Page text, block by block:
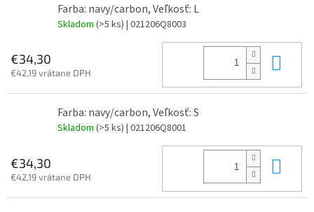
Farba: navy/carbon, Veľkosť: L
Skladom (>5 ks) | 021206Q8003
€34,30
€42,19 vrátane DPH
Farba: navy/carbon, Veľkosť: S
Skladom (>5 ks) | 021206Q8001
€34,30
€42,19 vrátane DPH